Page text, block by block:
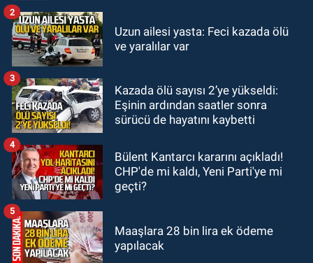
21:50Yoldan çıktı karşı şeride
GÜNDEM
21:38
haber geldi: Ameliyata dayanamadı
Uzun ailesi yasta: Feci kazada ölü
ve yaralılar var
2
Kazada ölü sayısı 2’ye yükseldi:
Eşinin ardından saatler sonra
sürücü de hayatını kaybetti
3
Bülent Kantarcı kararını açıkladı!
CHP'de mi kaldı, Yeni Parti'ye mi
geçti?
4
Maaşlara 28 bin lira ek ödeme
yapılacak
5